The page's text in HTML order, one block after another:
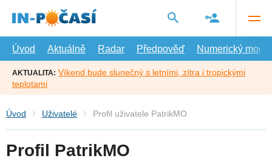
hlavní
Úvod
Aktuálně Radar Předpověď Numerický model
AKTUALITA: Víkend bude slunečný s letními, zítra i tropickými
teplotami
Úvod Uživatelé Profil uživatele PatrikMO
Profil PatrikMO